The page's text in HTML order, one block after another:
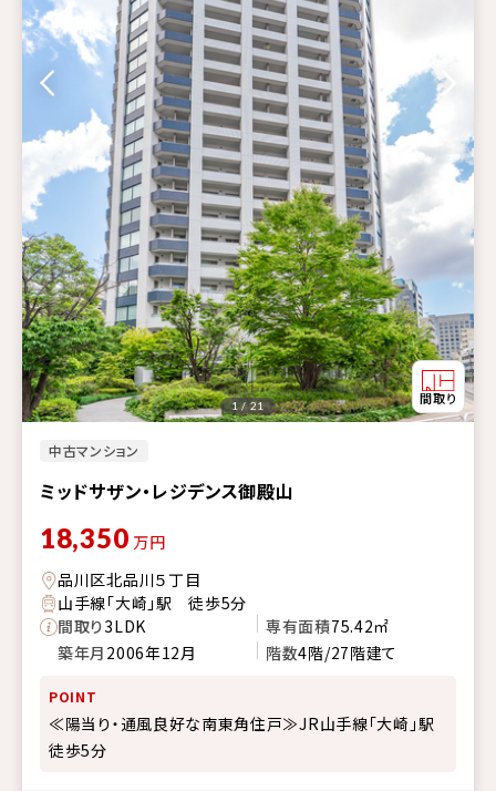
中古マンション
ミッドサザン・レジデンス御殿山
1 / 21
18,350 万円
品川区北品川５丁目
山手線「大崎」駅 徒歩5分
間取り3LDK 専有面積75.42㎡
築年月 2006年12月 階数4階/27階建て
POINT
≪陽当り・通風良好な南東角住戸≫JR山手線「大崎」駅
徒歩5分